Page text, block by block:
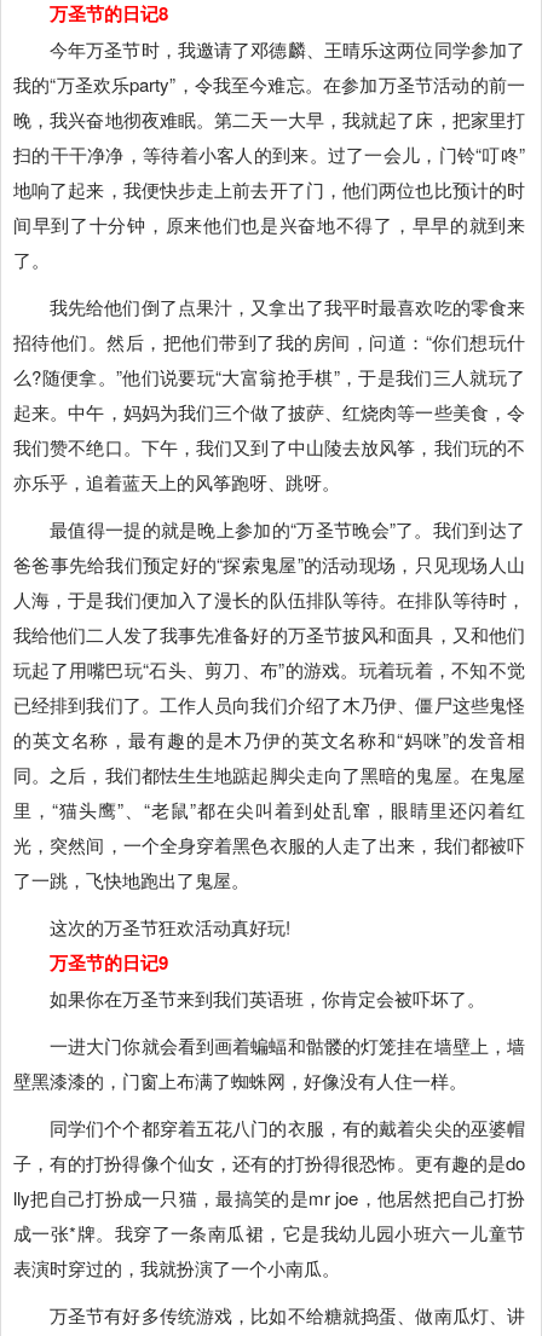
万圣节的日记8
今年万圣节时，我邀请了邓德麟、王晴乐这两位同学参加了
我的“万圣欢乐party”，令我至今难忘。在参加万圣节活动的前一
晚，我兴奋地彻夜难眠。第二天一大早，我就起了床，把家里打
扫的干干净净，等待着小客人的到来。过了一会儿，门铃“叮咚”
地响了起来，我便快步走上前去开了门，他们两位也比预计的时
间早到了十分钟，原来他们也是兴奋地不得了，早早的就到来
了。
我先给他们倒了点果汁，又拿出了我平时最喜欢吃的零食来
招待他们。然后，把他们带到了我的房间，问道：“你们想玩什
么?随便拿。”他们说要玩“大富翁抢手棋”，于是我们三人就玩了
起来。中午，妈妈为我们三个做了披萨、红烧肉等一些美食，令
我们赞不绝口。下午，我们又到了中山陵去放风筝，我们玩的不
亦乐乎，追着蓝天上的风筝跑呀、跳呀。
最值得一提的就是晚上参加的“万圣节晚会”了。我们到达了
爸爸事先给我们预定好的“探索鬼屋”的活动现场，只见现场人山
人海，于是我们便加入了漫长的队伍排队等待。在排队等待时，
我给他们二人发了我事先准备好的万圣节披风和面具，又和他们
玩起了用嘴巴玩“石头、剪刀、布”的游戏。玩着玩着，不知不觉
已经排到我们了。工作人员向我们介绍了木乃伊、僵尸这些鬼怪
的英文名称，最有趣的是木乃伊的英文名称和“妈咪”的发音相
同。之后，我们都怯生生地踮起脚尖走向了黑暗的鬼屋。在鬼屋
里，“猫头鹰”、“老鼠”都在尖叫着到处乱窜，眼睛里还闪着红
光，突然间，一个全身穿着黑色衣服的人走了出来，我们都被吓
了一跳，飞快地跑出了鬼屋。
这次的万圣节狂欢活动真好玩!
万圣节的日记9
如果你在万圣节来到我们英语班，你肯定会被吓坏了。
一进大门你就会看到画着蝙蝠和骷髅的灯笼挂在墙壁上，墙
壁黑漆漆的，门窗上布满了蜘蛛网，好像没有人住一样。
同学们个个都穿着五花八门的衣服，有的戴着尖尖的巫婆帽
子，有的打扮得像个仙女，还有的打扮得很恐怖。更有趣的是do
lly把自己打扮成一只猫，最搞笑的是mr joe，他居然把自己打扮
成一张*牌。我穿了一条南瓜裙，它是我幼儿园小班六一儿童节
表演时穿过的，我就扮演了一个小南瓜。
万圣节有好多传统游戏，比如不给糖就捣蛋、做南瓜灯、讲